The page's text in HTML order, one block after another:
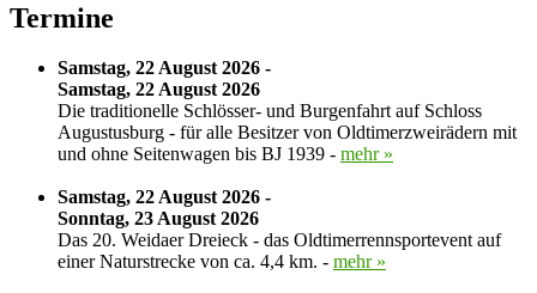
Termine
Samstag, 22 August 2026 -
Samstag, 22 August 2026
Die traditionelle Schlösser- und Burgenfahrt auf Schloss
Augustusburg - für alle Besitzer von Oldtimerzweirädern mit
und ohne Seitenwagen bis BJ 1939 - mehr »
Samstag, 22 August 2026 -
Sonntag, 23 August 2026
Das 20. Weidaer Dreieck - das Oldtimerrennsportevent auf
einer Naturstrecke von ca. 4,4 km. - mehr »